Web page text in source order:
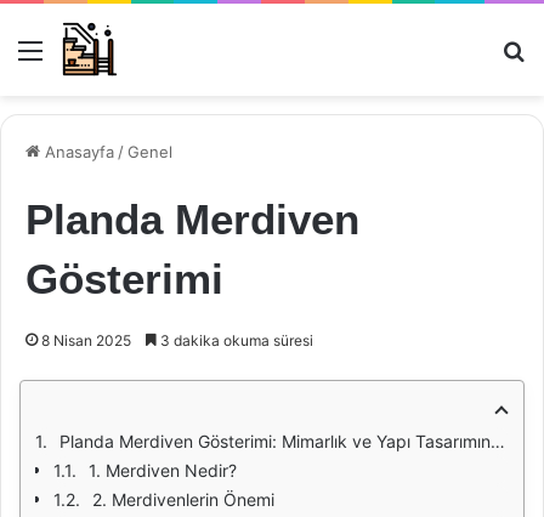
Menü
Anasayfa /Genel
Planda Merdiven
Gösterimi
8 Nisan 2025 3 dakika okuma süresi
Planda Merdiven Gösterimi: Mimarlık ve Yapı Tasarımında Önemli Bir Unsur
1. Merdiven Nedir?
2. Merdivenlerin Önemi